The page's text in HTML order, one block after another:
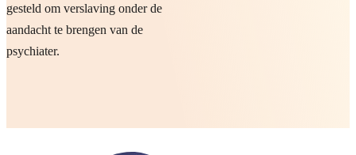
gesteld om verslaving onder de
aandacht te brengen van de
psychiater.